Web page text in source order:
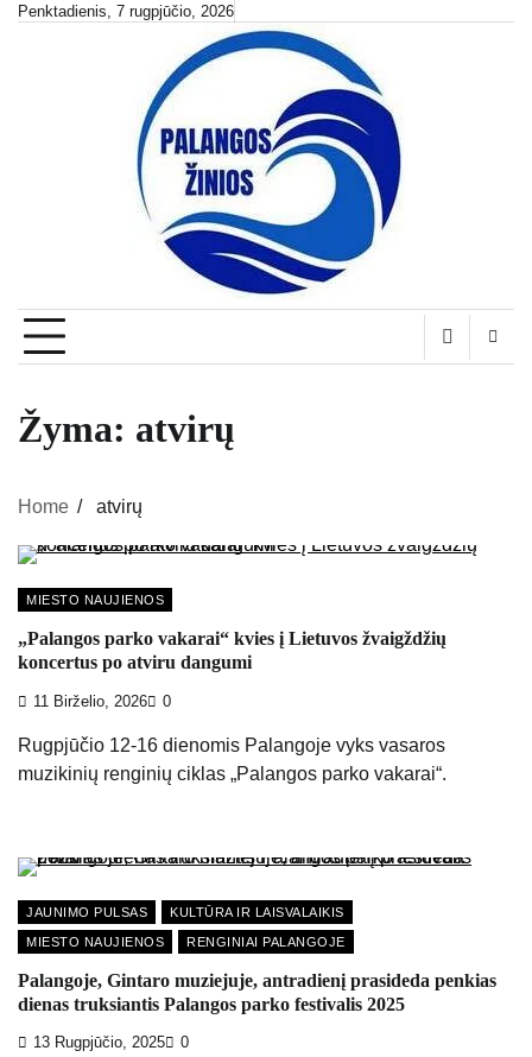
SkipPenktadienis, 7 rugpjūčio, 2026
Žyma: atvirų
Home atvirų
MIESTO NAUJIENOS
„Palangos parko vakarai“ kvies į Lietuvos žvaigždžių
koncertus po atviru dangumi
11 Birželio, 2026 0
Rugpjūčio 12-16 dienomis Palangoje vyks vasaros
muzikinių renginių ciklas „Palangos parko vakarai“.
JAUNIMO PULSAS KULTŪRA IR LAISVALAIKIS
MIESTO NAUJIENOS RENGINIAI PALANGOJE
Palangoje, Gintaro muziejuje, antradienį prasideda penkias
dienas truksiantis Palangos parko festivalis 2025
13 Rugpjūčio, 2025 0